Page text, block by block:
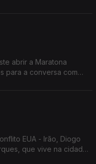
abrir a Maratona
para a conversa com
EUA - Irão, Diogo
que vive na cidade